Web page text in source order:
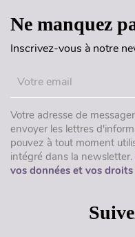
Ne manquez
Inscrivez-vous à notre
Votre adresse de
envoyer les lettres
pouvez à tout moment
intégré dans la newsletter.
vos données et vos droits